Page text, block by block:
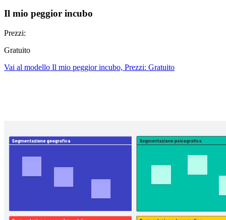
Il mio peggior incubo
Prezzi:
Gratuito
Vai al modello Il mio peggior incubo, Prezzi: Gratuito